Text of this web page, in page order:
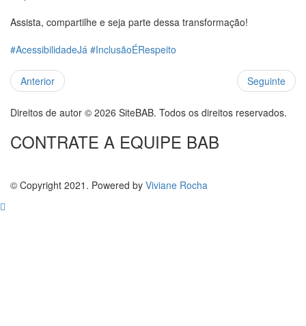
Assista, compartilhe e seja parte dessa transformação!
#AcessibilidadeJá #InclusãoÉRespeito
Anterior Seguinte
Direitos de autor © 2026 SiteBAB. Todos os direitos reservados.
CONTRATE A EQUIPE BAB
© Copyright 2021. Powered by Viviane Rocha